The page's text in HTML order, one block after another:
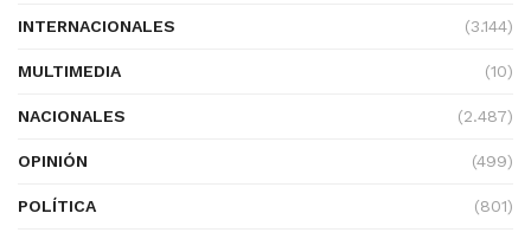
INTERNACIONALES (3.144)
MULTIMEDIA (10)
NACIONALES (2.487)
OPINIÓN (499)
POLÍTICA (801)